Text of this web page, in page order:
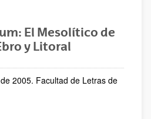
El Mesolítico de
y Litoral
2005. Facultad de Letras de